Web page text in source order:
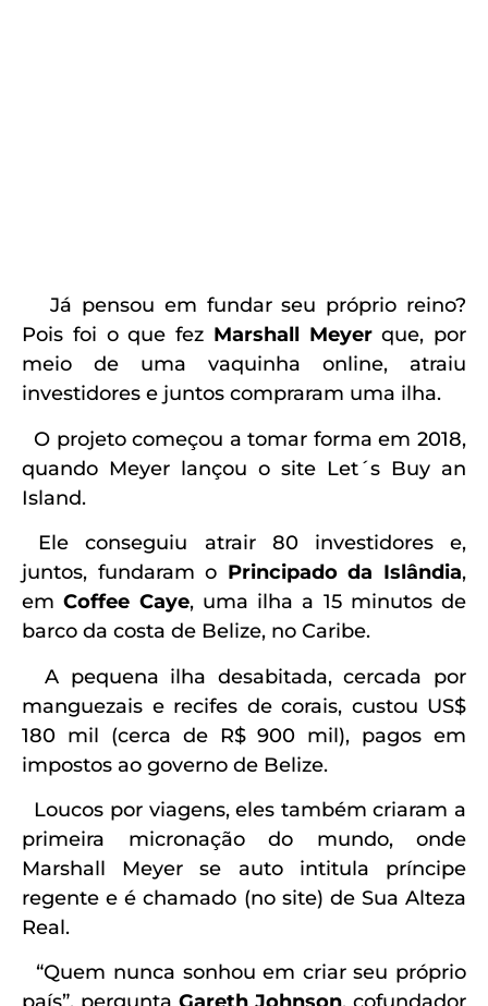
Já pensou em fundar seu próprio reino?
Pois foi o que fez Marshall Meyerque, por
meio de uma vaquinha online, atraiu
investidores e juntos compraram uma ilha.
O projeto começou a tomar forma em 2018,
quando Meyer lançou o site Let´s Buy an
Island.
Ele conseguiu atrair 80 investidores e,
juntos, fundaram o Principado da Islândia,
emCoffee Caye, uma ilha a 15 minutos de
barco da costa de Belize, no Caribe.
A pequena ilha desabitada, cercada por
manguezais e recifes de corais, custou US$
180 mil (cerca de R$ 900 mil), pagos em
impostos ao governo de Belize.
Loucos por viagens, eles também criaram a
primeira micronação do mundo, onde
Marshall Meyer se auto intitula príncipe
regente e é chamado (no site) de Sua Alteza
Real.
“Quem nunca sonhou em criar seu próprio